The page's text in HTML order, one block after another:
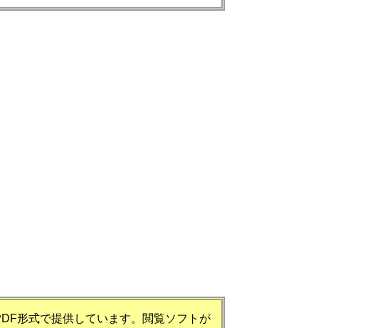
形式で提供しています。閲覧ソフトが